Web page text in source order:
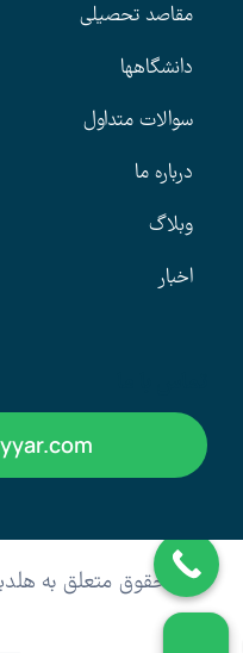
مقاصد تحصیلی
دانشگاهها
سوالات متداول
درباره ما
وبلاگ
اخبار
کلیه حقوق متعلق به